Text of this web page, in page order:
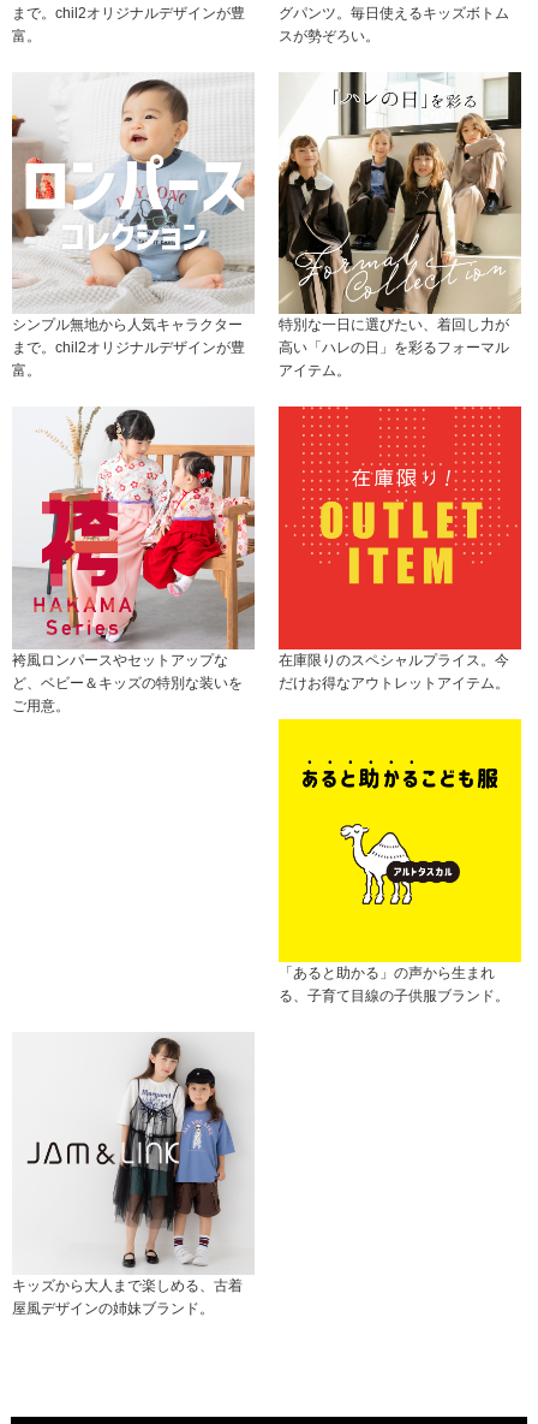
まで。chil2オリジナルデザインが豊
富。
グパンツ。毎日使えるキッズボトム
スが勢ぞろい。
シンプル無地から人気キャラクター
まで。chil2オリジナルデザインが豊
富。
特別な一日に選びたい、着回し力が
高い「ハレの日」を彩るフォーマル
アイテム。
袴風ロンパースやセットアップな
ど、ベビー＆キッズの特別な装いを
ご用意。
在庫限りのスペシャルプライス。今
だけお得なアウトレットアイテム。
「あると助かる」の声から生まれ
る、子育て目線の子供服ブランド。
キッズから大人まで楽しめる、古着
屋風デザインの姉妹ブランド。